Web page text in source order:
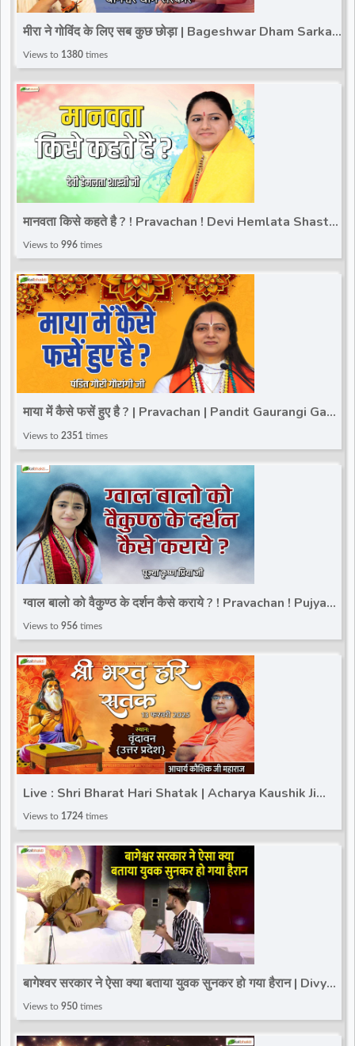
मीरा ने गोविंद के लिए सब कुछ छोड़ा | Bageshwar Dham Sarkar
| Sagar (M.P.)
Views to 1380 times
मानवता किसे कहते है ? ! Pravachan ! Devi Hemlata Shastri
JI
Views to 996 times
माया में कैसे फसें हुए है ? | Pravachan | Pandit Gaurangi Gauri
ji
Views to 2351 times
ग्वाल बालो को वैकुण्ठ के दर्शन कैसे कराये ? ! Pravachan ! Pujya
Krishna Priya Ji
Views to 956 times
Live : Shri Bharat Hari Shatak | Acharya Kaushik Ji
Maharaj | Vrindavan (Uttar Pradesh) | 13 Feb
Views to 1724 times
बागेश्वर सरकार ने ऐसा क्या बताया युवक सुनकर हो गया हैरान | Divya
Darbar | Bageshwar Dham | Karera
Views to 950 times